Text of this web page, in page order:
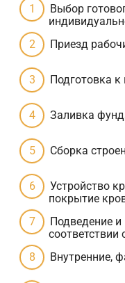
Выбор
Приезд
Подготовка к
Заливка
Сборка
Устройство
покрытие
Подведение
соответствии
Внутренние,